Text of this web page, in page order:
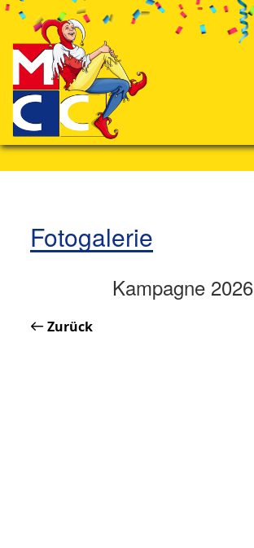
Fotogalerie
Kampagne 2026
Zurück